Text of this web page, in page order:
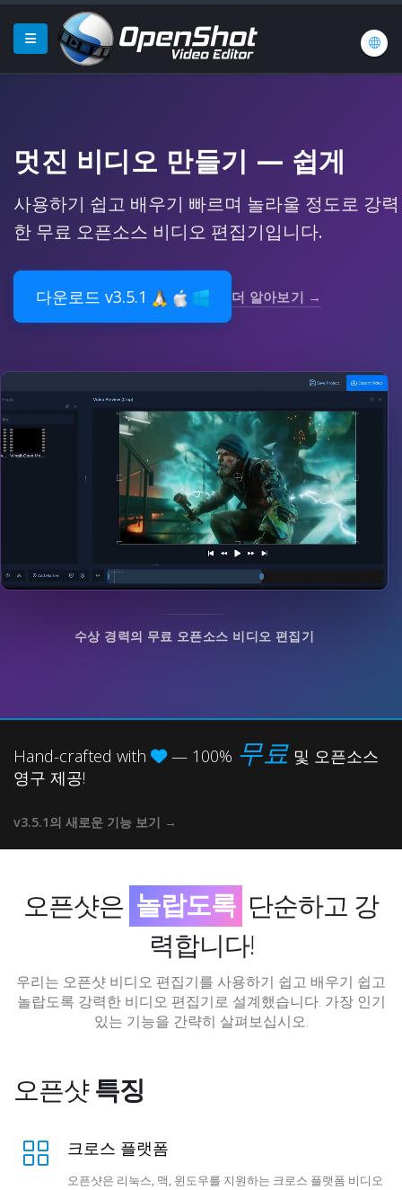
멋진 비디오 만들기 — 쉽게
사용하기 쉽고 배우기 빠르며 놀라울 정도로 강력
한 무료 오픈소스 비디오 편집기입니다.
다운로드 v3.5.1 더 알아보기 →
수상 경력의 무료 오픈소스 비디오 편집기
Hand-crafted with — 100% 무료 및 오픈소스
영구 제공!
v3.5.1의 새로운 기능 보기 →
오픈샷은
놀랍게
놀랍도록
믿을 수 없게
단순하고 강
력합니다!
우리는 오픈샷 비디오 편집기를 사용하기 쉽고 배우기 쉽고
놀랍도록 강력한 비디오 편집기로 설계했습니다. 가장 인기
있는 기능을 간략히 살펴보십시오.
오픈샷특징
크로스 플랫폼
오픈샷은 리눅스, 맥, 윈도우를 지원하는 크로스 플랫폼 비디오